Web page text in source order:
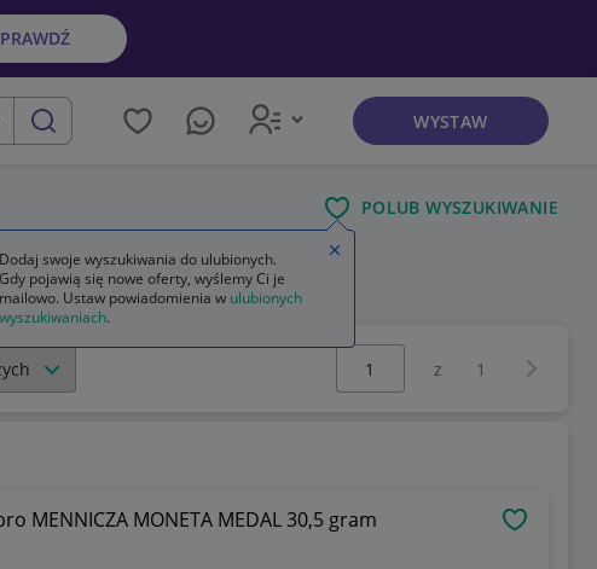
szukaj WYSTAW
POLUB WYSZUKIWANIE
Wybierz stronę:
z 1
MENNICZA MONETA MEDAL 30,5 gram
Dodaj swoje wyszukiwania do ulubionych.
Gdy pojawią się nowe oferty, wyślemy Ci je
mailowo. Ustaw powiadomienia w ulubionych
wyszukiwaniach.
Zamknij wskazówkę